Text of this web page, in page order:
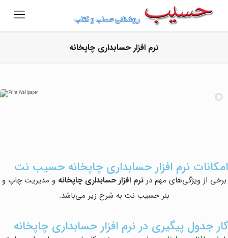
نرم افزار حسابداری چاپخانه
امکانات نرم افزار حسابداری چاپخانه حسیب نت
برخی از ویژگی‌های مهم درنرم افزار حسابداری چاپخانه و مدیریت چاپ و
بنر حسیب نت به شرح زیر می‌باشد.
کار جدول پیگیری در نرم افزار حسابداری چاپخانه